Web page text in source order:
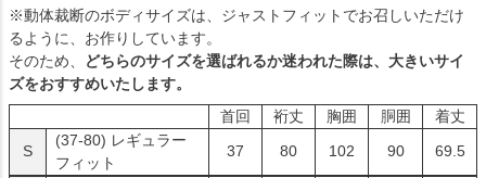
※動体裁断のボディサイズは、ジャストフィットでお召しいただけ
るように、お作りしています。
そのため、
どちらのサイズを選ばれるか迷われた際は、大きいサイ
ズをおすすめいたします。
首回
裄丈 胸囲 胴囲
着丈
S
(37-80) レギュラー
フィット
37 80 102 90 69.5